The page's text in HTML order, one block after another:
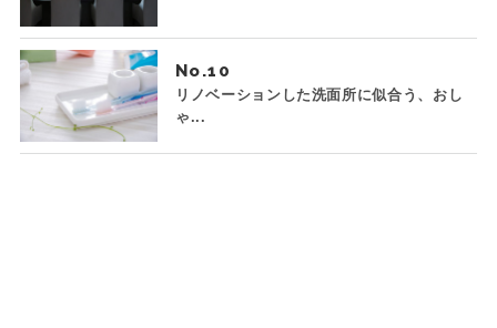
No.
リノベーションした洗面所に似合う、おし
ゃ...